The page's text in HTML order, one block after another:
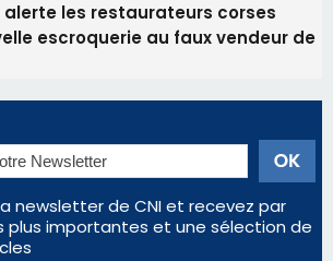
alerte les restaurateurs corses
escroquerie au faux vendeur de
newsletter de CNI et recevez par
plus importantes et une sélection de